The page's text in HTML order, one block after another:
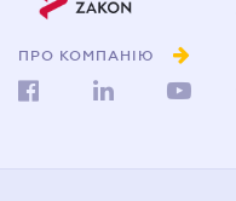
ПРО КОМПАНІЮ